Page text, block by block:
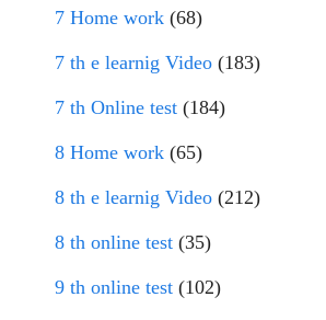
7 Home work (68)
7 th e learnig Video (183)
7 th Online test (184)
8 Home work (65)
8 th e learnig Video (212)
8 th online test (35)
9 th online test (102)